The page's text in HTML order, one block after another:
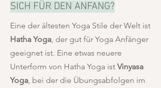
SICH FÜR DEN ANFANG?
Eine der ältesten Yoga Stile der Welt ist
Hatha Yoga, der gut für Yoga Anfänger
geeignet ist. Eine etwas neuere
Unterform von Hatha Yoga ist Vinyasa
Yoga, bei der die Übungsabfolgen im